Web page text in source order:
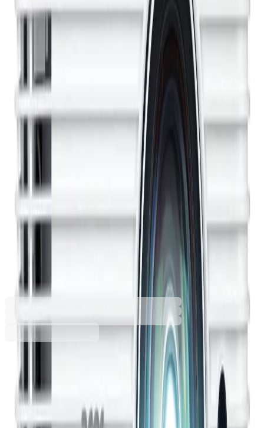
Техника Дисплеи И Устройства За
Проектор Acer S1286H,
късофокусен, DLP, 3500 lm,
1024 x 768, HDMI, VGA, 4:3,
220 Watt, 3.1 kg, бял
2085100076
Баркод: 4713883594066
Допълнителни услуги
Цената се изчислява в количката
Инсталация
120,00 €